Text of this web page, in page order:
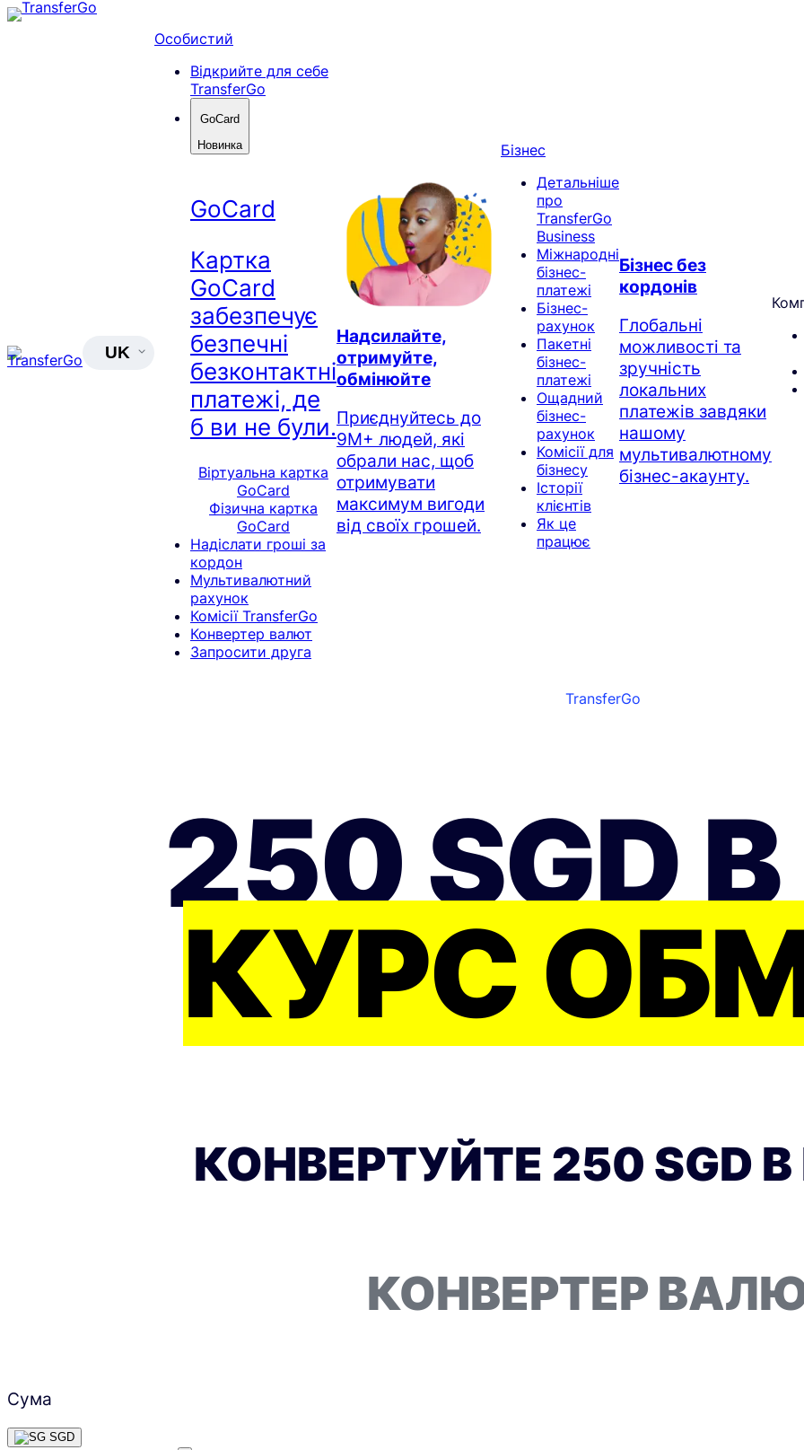
Перейти
UK
Особистий
Відкрийте для себе
TransferGo
GoCard
Новинка
GoCard
Картка
GoCard
забезпечує
безпечні
безконтактні
платежі, де
б ви не були.
Віртуальна картка
GoCard
Фізична картка
GoCard
Надіслати гроші за
кордон
Мультивалютний
рахунок
Комісії TransferGo
Конвертер валют
Запросити друга
Надсилайте,
отримуйте,
обмінюйте
Приєднуйтесь до
9M+ людей, які
обрали нас, щоб
отримувати
максимум вигоди
від своїх грошей.
Бізнес
Детальніше
про
TransferGo
Business
Міжнародні
бізнес-
платежі
Бізнес-
рахунок
Пакетні
бізнес-
платежі
Ощадний
бізнес-
рахунок
Комісії для
бізнесу
Історії
клієнтів
Як це
працює
Бізнес без
кордонів
Глобальні
можливості та
зручність
локальних
платежів завдяки
нашому
мультивалютному
бізнес-акаунту.
TransferGo
250 SGD В
КУРС
КОНВЕРТУЙТЕ 250 SGD В
КОНВЕРТЕР
Сума
SGD